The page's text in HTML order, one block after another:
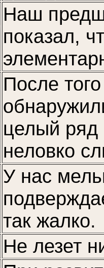
Наш
показал,
После
целый ряд
неловко
У нас
так жалко.
Не лезет